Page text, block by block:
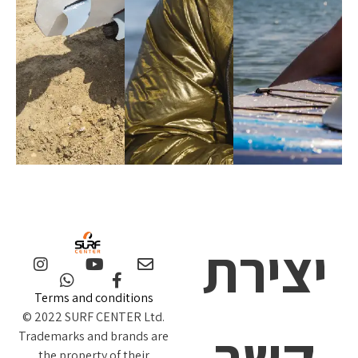
יצירת
Terms and conditions
© 2022 SURF CENTER Ltd.
Trademarks and brands are